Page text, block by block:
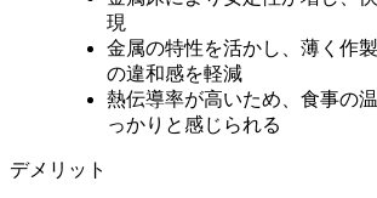
現
金属の特性を活かし、薄く作
の違和感を軽減
熱伝導率が高いため、食事の
っかりと感じられる
デメリット